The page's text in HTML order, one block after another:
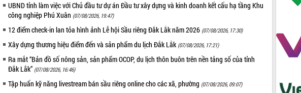
UBND tỉnh làm việc với Chủ đầu tư dự án Đầu tư xây dựng và kinh doanh kết cấu hạ tầng Khu
công nghiệp Phú Xuân (07/08/2026, 19:47)
12 điểm check-in lan tỏa hình ảnh Lễ hội Sầu riêng Đắk Lắk năm 2026 (07/08/2026, 17:30)
Xây dựng thương hiệu điểm đến và sản phẩm du lịch Đắk Lắk (07/08/2026, 17:21)
Ra mắt “Bản đồ số nông sản, sản phẩm OCOP, du lịch thôn buôn trên nền tảng số của tỉnh
Đắk Lắk” (07/08/2026, 16:46)
Tập huấn kỹ năng livestream bán sầu riêng online cho các xã, phường (07/08/2026, 09:07)